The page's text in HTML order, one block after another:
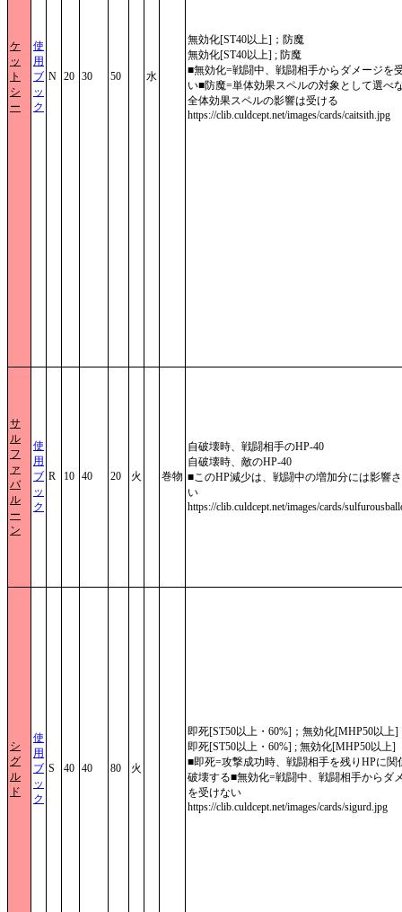
ケ
ッ
ト
シ
ー
使
用
ブ
ッ
ク
N 20 30 50 水
無効化[ST40以上]；防魔
無効化[ST40以上] ; 防魔
■無効化=戦闘中、戦闘相手からダメージを
い■防魔=単体効果スペルの対象として選べ
全体効果スペルの影響は受ける
https://clib.culdcept.net/images/cards/caitsith.jpg
サ
ル
フ
ァ
バ
ル
ー
ン
使
用
ブ
ッ
ク
R 10 40 20 火 巻物
自破壊時、戦闘相手のHP-40
自破壊時、敵のHP-40
■このHP減少は、戦闘中の増加分には影響
い
https://clib.culdcept.net/images/cards/
シ
グ
ル
ド
使
用
ブ
ッ
ク
S 40 40 80 火
即死[ST50以上・60%]；無効化[MHP50以上]
即死[ST50以上・60%] ; 無効化[MHP50以上]
■即死=攻撃成功時、戦闘相手を残りHPに関
破壊する■無効化=戦闘中、戦闘相手からダ
を受けない
https://clib.culdcept.net/images/cards/sigurd.jpg